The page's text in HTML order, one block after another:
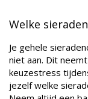
Welke
Je gehele
niet aan. Dit
keuzestress
jezelf welke